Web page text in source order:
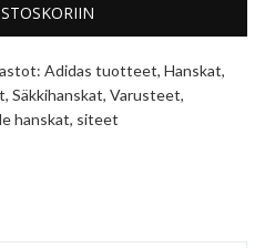
Adidas tuotteet, Hanskat,
, Säkkihanskat, Varusteet,
hanskat, siteet